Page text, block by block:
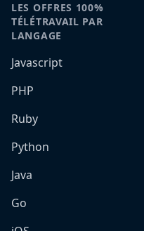
LES OFFRES 100%
TÉLÉTRAVAIL PAR
LANGAGE
Javascript
PHP
Ruby
Python
Java
Go